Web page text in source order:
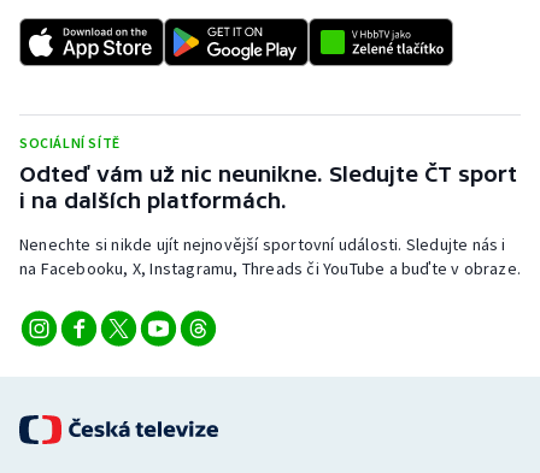
Rychlostní kanoistika
Sportovní střelba
Triatlon
Veslování
Volejbal
SOCIÁLNÍ SÍTĚ
Odteď vám už nic neunikne. Sledujte ČT sport
i na dalších platformách.
Nenechte si nikde ujít nejnovější sportovní události. Sledujte nás i
na Facebooku, X, Instagramu, Threads či YouTube a buďte v obraze.